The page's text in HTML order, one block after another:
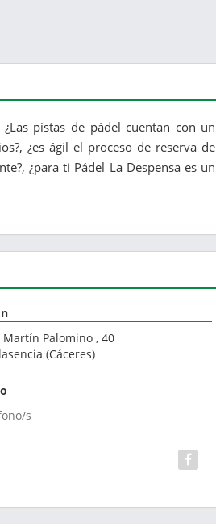
¿Las pistas de pádel cuentan con un
¿es ágil el proceso de reserva de
¿para ti Pádel La Despensa es un
Martín Palomino , 40
(Cáceres)
s